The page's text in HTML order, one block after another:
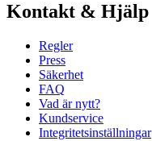
Kontakt & Hjälp
Regler
Press
Säkerhet
FAQ
Vad är nytt?
Kundservice
Integritetsinställningar